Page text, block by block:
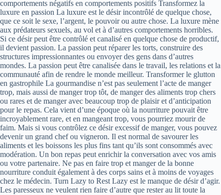
comportements négatifs en comportements positifs Transformez la
luxure en passion La luxure est le désir incontrôlé de quelque chose,
que ce soit le sexe, l’argent, le pouvoir ou autre chose. La luxure mène
aux prédateurs sexuels, au vol et à d’autres comportements horribles.
Si ce désir peut être contrôlé et canalisé en quelque chose de productif,
il devient passion. La passion peut réparer les torts, construire des
structures impressionnantes ou envoyer des gens dans d’autres
mondes. La passion peut être canalisée dans le travail, les relations et la
communauté afin de rendre le monde meilleur. Transformer le glutton
en gastrophile La gourmandise n’est pas seulement l’acte de manger
trop, mais aussi de manger trop tôt, de manger des aliments trop chers
ou rares et de manger avec beaucoup trop de plaisir et d’anticipation
pour le repas. Cela vient d’une époque où la nourriture pouvait être
incroyablement rare, et en mangeant trop, vous pourriez mourir de
faim. Mais si vous contrôlez ce désir excessif de manger, vous pouvez
devenir un grand chef ou vigneron. Il est normal de savourer les
aliments et les boissons les plus fins tant qu’ils sont consommés avec
modération. Un bon repas peut enrichir la conversation avec vos amis
ou votre partenaire. Ne pas en faire trop et manger de la bonne
nourriture conduit également à des corps sains et à moins de voyages
chez le médecin. Turn Lazy to Rest Lazy est le manque de désir d’agir.
Les paresseux ne veulent rien faire d’autre que rester au lit toute la